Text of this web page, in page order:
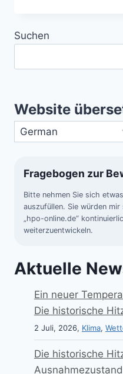
Suchen
Website
Fragebogen zur
Bitte nehmen Sie sich
auszufüllen. Sie würden
„hpo-online.de“
weiterzuentwickeln.
Aktuelle
Ein neuer
Die historische
2 Juli, 2026, Klima,
Die historische
Ausnahmezustand